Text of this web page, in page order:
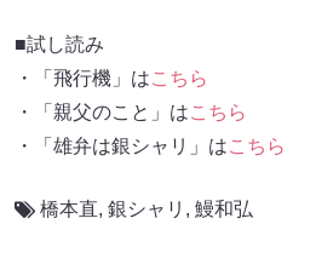
■試し読み
・「飛行機」はこちら
・「親父のこと」はこちら
・「雄弁は銀シャリ」はこちら
橋本直, 銀シャリ , 鰻和弘